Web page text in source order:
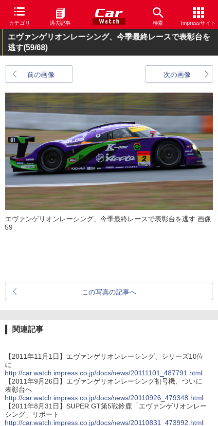
カテゴリ 過去記事 検索 Impressサイト
エヴァンゲリオンレーシング、今季最終レースで表彰台を
逃す(59/68)
前の画像 次の画像
エヴァンゲリオンレーシング、今季最終レースで表彰台を逃す 画像
59
この写真の記事へ
関連記事
【2011年11月1日】エヴァンゲリオンレーシング、シリーズ10位
に
http://car.watch.impress.co.jp/docs/news/20111101_487791.html
【2011年9月26日】エヴァンゲリオンレーシング初号機、ついに
表彰台へ
http://car.watch.impress.co.jp/docs/news/20110926_479348.html
【2011年8月31日】SUPER GT第5戦鈴鹿「エヴァンゲリオンレー
シング」リポート
http://car.watch.impress.co.jp/docs/news/20110831_473992.html